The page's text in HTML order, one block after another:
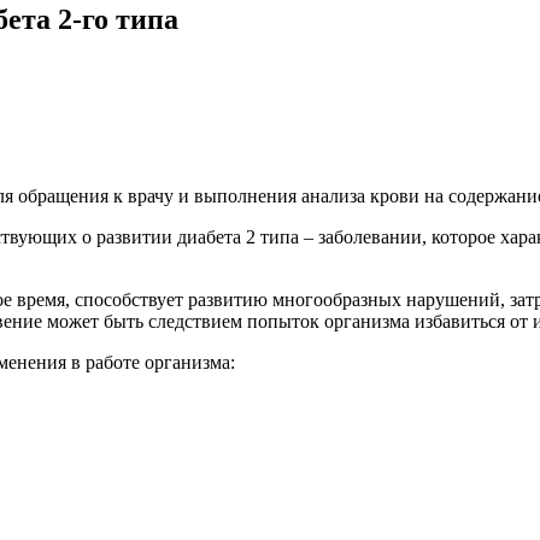
2-го типа
обращения к врачу и выполнения анализа крови на
о развитии диабета 2 типа – заболевании, которое
способствует развитию многообразных нарушений,
может быть следствием попыток организма избавиться от
в работе организма: